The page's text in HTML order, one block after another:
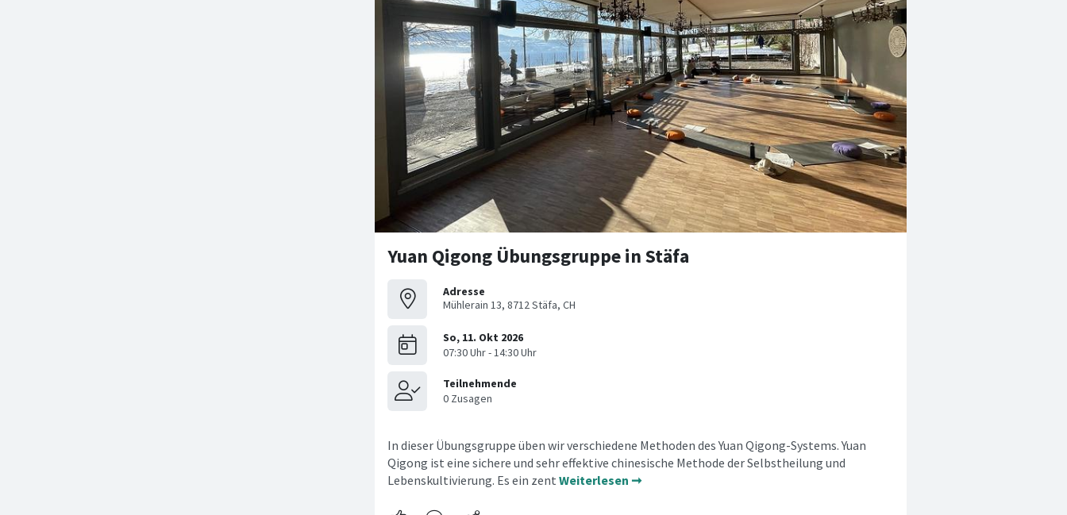
Yuan Qigong Übungsgruppe in Stäfa
Adresse
Mühlerain 13, 8712 Stäfa, CH
In dieser Übungsgruppe üben wir verschiedene Methoden des Yuan Qigong-Systems. Yuan
Qigong ist eine sichere und sehr effektive chinesische Methode der Selbstheilung und
Lebenskultivierung. Es ein zent Weiterlesen ➞